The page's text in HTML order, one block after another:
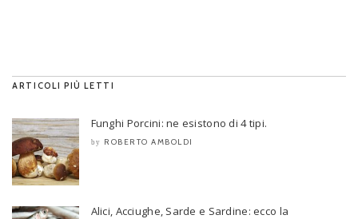
ARTICOLI PIÙ LETTI
Funghi Porcini: ne esistono di 4 tipi.
by ROBERTO AMBOLDI
Alici, Acciughe, Sarde e Sardine: ecco la